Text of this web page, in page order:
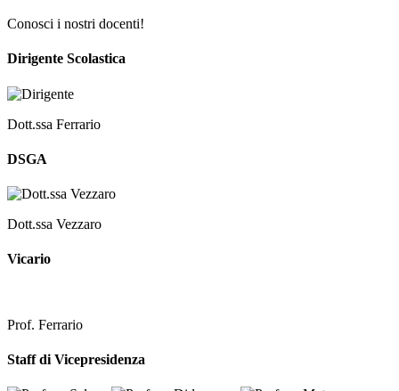
Conosci i nostri docenti!
Dirigente Scolastica
Dott.ssa Ferrario
DSGA
Dott.ssa Vezzaro
Vicario
Prof. Ferrario
Staff di Vicepresidenza